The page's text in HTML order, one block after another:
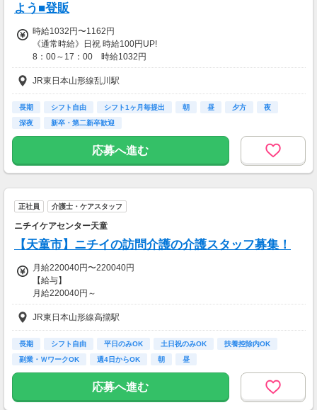
よう■登販
時給1032円〜1162円
《通常時給》日祝 時給100円UP!
8：00～17：00 時給1032円
17：00～22：00 時給1032円
22時以降 25％増し（営業店舗のみ）
【手当】
登録販売者資格手当（時給＋30円）
JR東日本山形線乱川駅
長期 シフト自由 シフト1ヶ月毎提出 朝 昼 夕方
夜
深夜
新卒・第二新卒歓迎
応募へ進む
正社員 介護士・ケアスタッフ
ニチイケアセンター天童
【天童市】ニチイの訪問介護の介護スタッフ募集！
月給220040円〜220040円
【給与】
月給220040円～
◆試用期間
有資格者：3ヶ月/雇用形態変更なし/給与変更なし
無資格者：3ヶ月/雇用形態変更なし/給与変更なし
JR東日本山形線高擶駅
長期 シフト自由 平日のみOK 土日祝のみOK
扶養控除内OK
副業・ＷワークOK
週4日からOK 朝 昼
応募へ進む